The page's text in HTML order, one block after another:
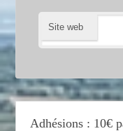
Site web
Adhésions : 10€